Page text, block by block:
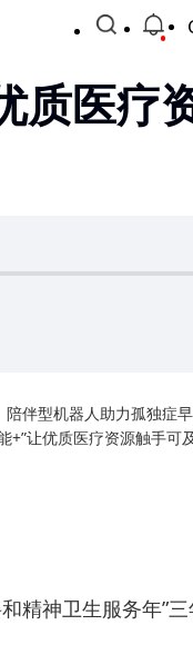
质医疗
伴型机器人助力孤独
+”让优质医疗资源触手可
精神卫生服务年”